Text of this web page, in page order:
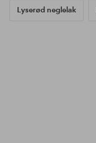
Lyserød neglelak